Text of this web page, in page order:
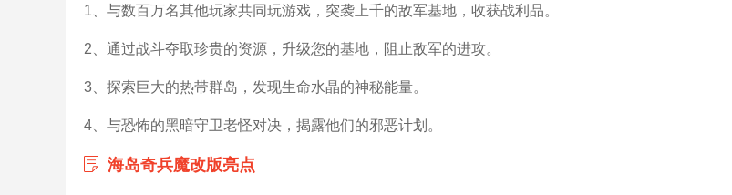
1、与数百万名其他玩家共同玩游戏，突袭上千的敌军基地，收获战利品。
2、通过战斗夺取珍贵的资源，升级您的基地，阻止敌军的进攻。
3、探索巨大的热带群岛，发现生命水晶的神秘能量。
4、与恐怖的黑暗守卫老怪对决，揭露他们的邪恶计划。
海岛奇兵魔改版亮点